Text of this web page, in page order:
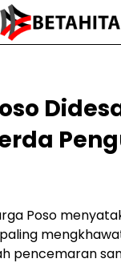
Poso
pencemaran